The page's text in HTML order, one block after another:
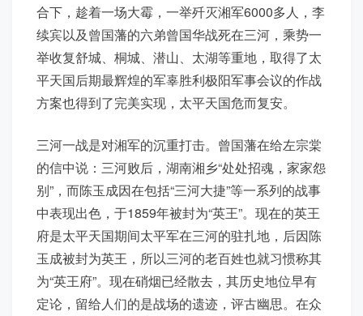
合下，趁着一场大霉，一举歼灭湘军6000多人，李
续宾以及曾国藩的六弟曾国华战死在三河，乘势一
举收复舒城、桐城、潜山、太湖等重地，取得了太
平天国后期最辉煌的军辜胜利极阳军事会议的作战
方案也得到了完美实现，太平天国危而复安。
三河一战是对湘军的沉重打击。曾国藩在给左宗棠
的信中说：三河败后，湖南湘乡“处处招魂，家家怨
别”，而陈玉成因在包括“三河大捷”等一系列的战事
中表现出色，于1859年被封为“英王”。现在的英王
府是太平天国期间太平军在三河的驻扎地，后因陈
玉成被封为英王，所以三河的老百姓也就习惯称其
为“英王府”。现在硝烟已经散去，其历史地位早有
定论，留给人们的是战场的遗迹，评古幽思。在众